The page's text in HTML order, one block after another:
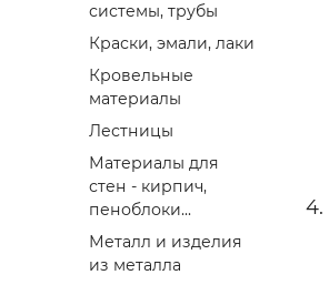
системы, трубы
Краски, эмали, лаки
Кровельные
материалы
Лестницы
Материалы для
стен - кирпич,
пеноблоки...
Металл и изделия
из металла